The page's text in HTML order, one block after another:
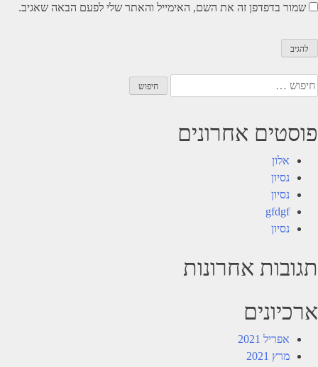
שמור בדפדפן זה את השם, האימייל והאתר שלי לפעם הבאה שאגיב.
חיפוש:
פוסטים אחרונים
אלון
נסיון
נסיון
gfdgf
נסיון
תגובות אחרונות
ארכיונים
אפריל 2021
מרץ 2021